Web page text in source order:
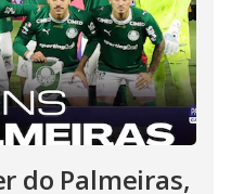
do Palmeiras,